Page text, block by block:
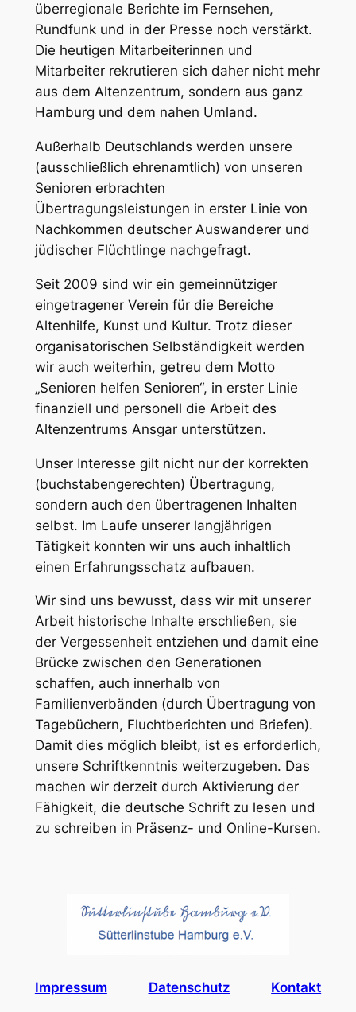
überregionale Berichte im Fernsehen,
Rundfunk und in der Presse noch verstärkt.
Die heutigen Mitarbeiterinnen und
Mitarbeiter rekrutieren sich daher nicht mehr
aus dem Altenzentrum, sondern aus ganz
Hamburg und dem nahen Umland.
Außerhalb Deutschlands werden unsere
(ausschließlich ehrenamtlich) von unseren
Senioren erbrachten
Übertragungsleistungen in erster Linie von
Nachkommen deutscher Auswanderer und
jüdischer Flüchtlinge nachgefragt.
Seit 2009 sind wir ein gemeinnütziger
eingetragener Verein für die Bereiche
Altenhilfe, Kunst und Kultur. Trotz dieser
organisatorischen Selbständigkeit werden
wir auch weiterhin, getreu dem Motto
„Senioren helfen Senioren“, in erster Linie
finanziell und personell die Arbeit des
Altenzentrums Ansgar unterstützen.
Unser Interesse gilt nicht nur der korrekten
(buchstabengerechten) Übertragung,
sondern auch den übertragenen Inhalten
selbst. Im Laufe unserer langjährigen
Tätigkeit konnten wir uns auch inhaltlich
einen Erfahrungsschatz aufbauen.
Wir sind uns bewusst, dass wir mit unserer
Arbeit historische Inhalte erschließen, sie
der Vergessenheit entziehen und damit eine
Brücke zwischen den Generationen
schaffen, auch innerhalb von
Familienverbänden (durch Übertragung von
Tagebüchern, Fluchtberichten und Briefen).
Damit dies möglich bleibt, ist es erforderlich,
unsere Schriftkenntnis weiterzugeben. Das
machen wir derzeit durch Aktivierung der
Fähigkeit, die deutsche Schrift zu lesen und
zu schreiben in Präsenz- und Online-Kursen.
Impressum Datenschutz Kontakt